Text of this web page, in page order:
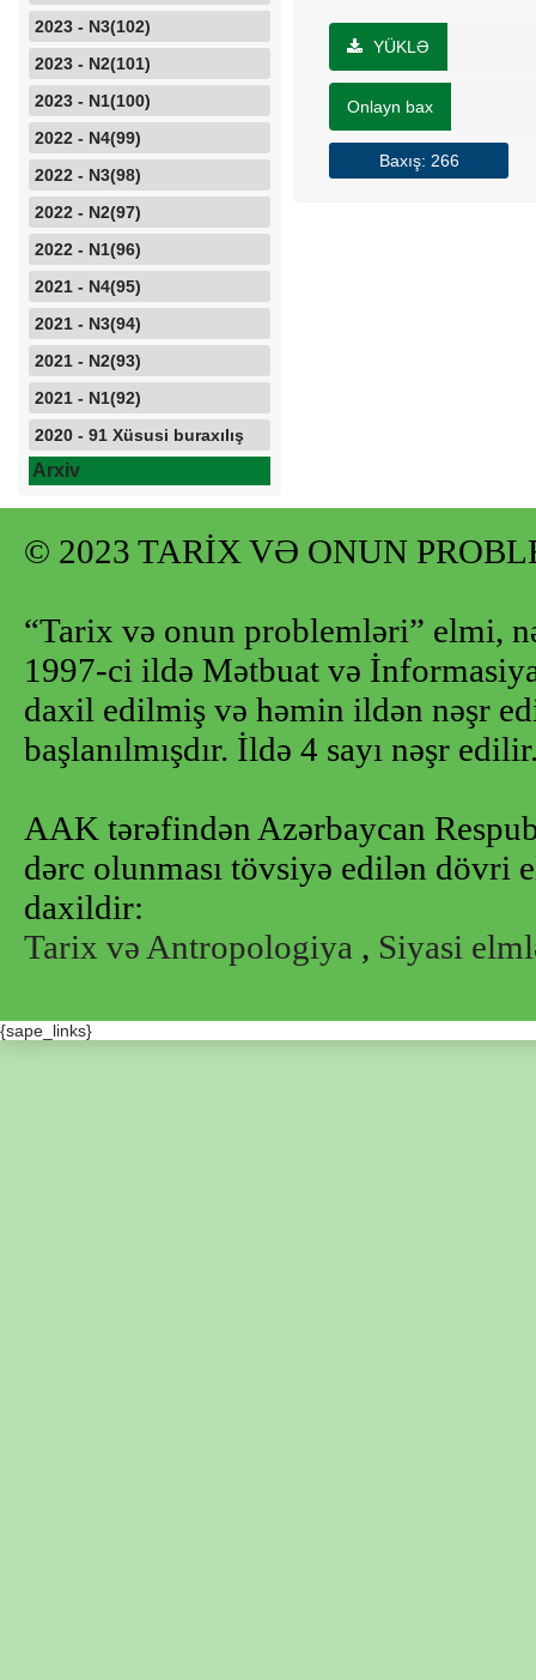
2023 - N3(102)
2023 - N2(101)
2023 - N1(100)
2022 - N4(99)
2022 - N3(98)
2022 - N2(97)
2022 - N1(96)
2021 - N4(95)
2021 - N3(94)
2021 - N2(93)
2021 - N1(92)
2020 - 91 Xüsusi buraxılış
Arxiv
YÜKLƏ
Onlayn bax
Baxış: 266
© 2023 TARİX VƏ ONUN
“Tarix və onun problemləri” elmi,
1997-ci ildə Mətbuat və
daxil edilmiş və həmin ildən nəşr
başlanılmışdır. İldə 4 sayı nəşr
AAK tərəfindən Azərbaycan
dərc olunması tövsiyə edilən dövri
daxildir:
Tarix və Antropologiya , Siyasi
{sape_links}